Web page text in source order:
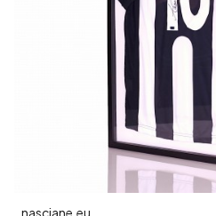
Producent
nasciane.eu